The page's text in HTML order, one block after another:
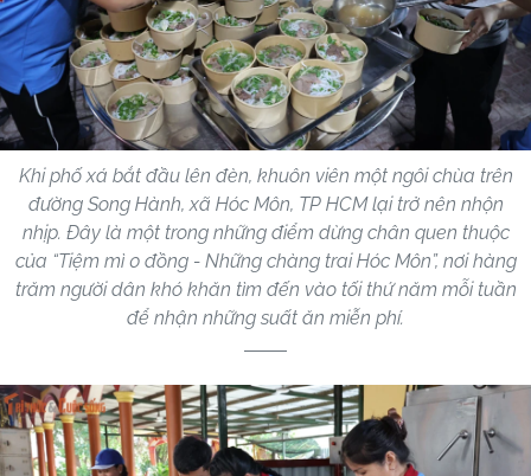
Khi phố xá bắt đầu lên đèn, khuôn viên một ngôi chùa trên
đường Song Hành, xã Hóc Môn, TP HCM lại trở nên nhộn
nhịp. Đây là một trong những điểm dừng chân quen thuộc
của “Tiệm mì 0 đồng - Những chàng trai Hóc Môn”, nơi hàng
trăm người dân khó khăn tìm đến vào tối thứ năm mỗi tuần
để nhận những suất ăn miễn phí.